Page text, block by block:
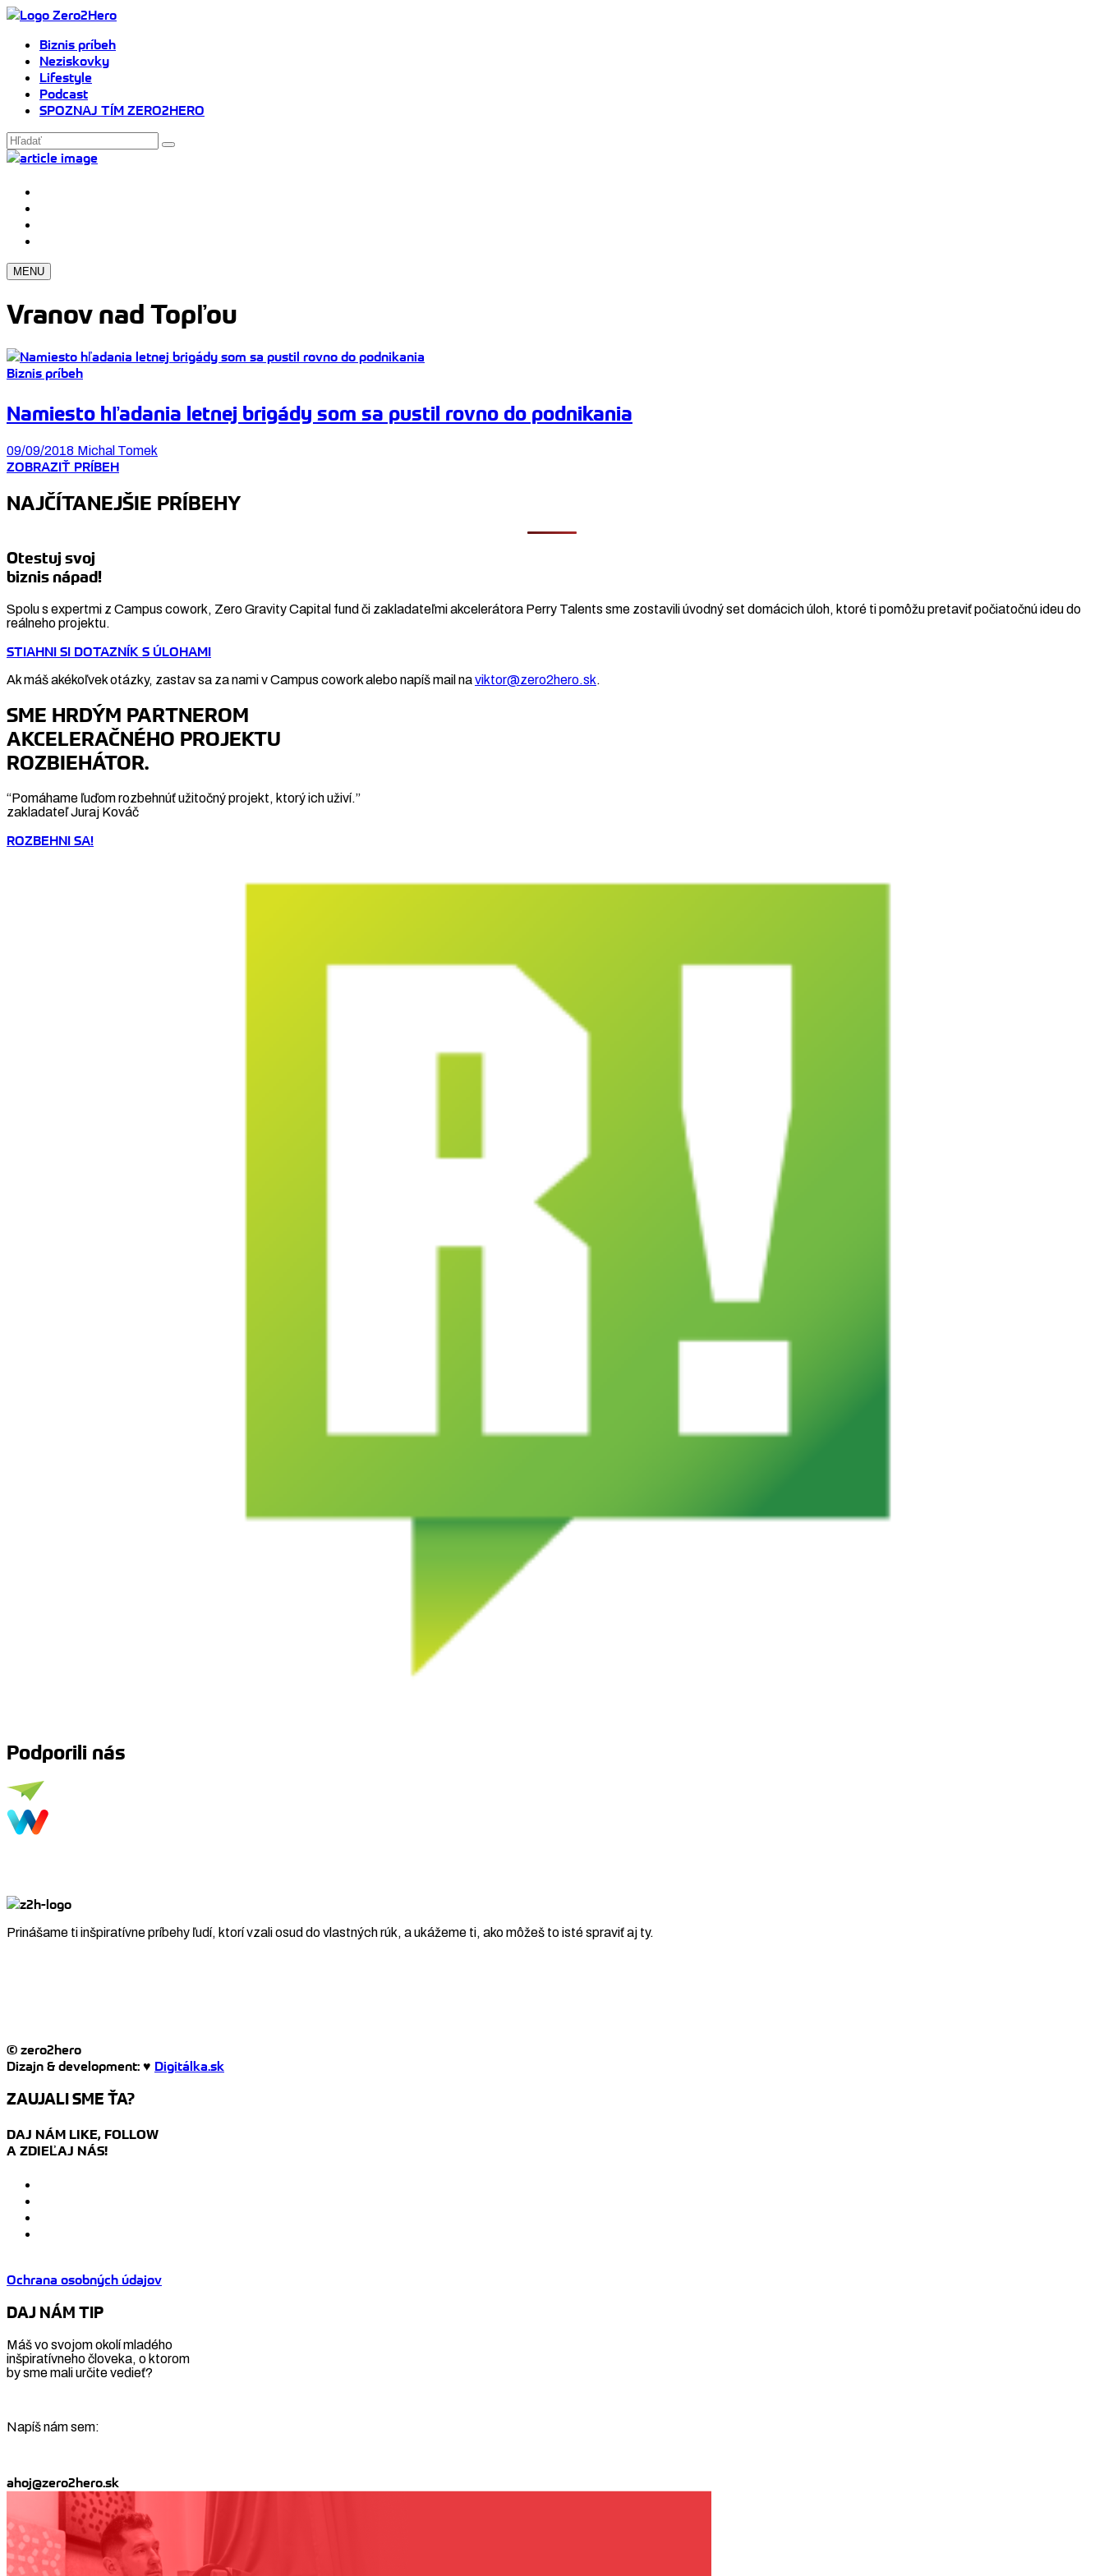
Biznis príbeh
Neziskovky
Lifestyle
Podcast
SPOZNAJ TÍM ZERO2HERO
MENU
Vranov nad Topľou
Biznis príbeh
Namiesto hľadania letnej brigády som sa pustil rovno do podnikania
09/09/2018 Michal Tomek
ZOBRAZIŤ PRÍBEH
NAJČÍTANEJŠIE PRÍBEHY
Otestuj svoj
biznis nápad!
Spolu s expertmi z Campus cowork, Zero Gravity Capital fund či zakladateľmi akcelerátora Perry Talents sme zostavili úvodný set domácich úloh, ktoré ti pomôžu pretaviť počiatočnú ideu do
reálneho projektu.
STIAHNI SI DOTAZNÍK S ÚLOHAMI
Ak máš akékoľvek otázky, zastav sa za nami v Campus cowork alebo napíš mail naviktor@zero2hero.sk.
SME HRDÝM PARTNEROM
AKCELERAČNÉHO PROJEKTU
ROZBIEHÁTOR.
“Pomáhame ľuďom rozbehnúť užitočný projekt, ktorý ich uživí.”
zakladateľ Juraj Kováč
ROZBEHNI SA!
Podporili nás
Prinášame ti inšpiratívne príbehy ľudí, ktorí vzali osud do vlastných rúk, a ukážeme ti, ako môžeš to isté spraviť aj ty.
© zero2hero
Dizajn & development: ♥ Digitálka.sk
ZAUJALI SME ŤA?
DAJ NÁM LIKE, FOLLOW
A ZDIEĽAJ NÁS!
Ochrana osobných údajov
DAJ NÁM TIP
Máš vo svojom okolí mladého
inšpiratívneho človeka, o ktorom
by sme mali určite vedieť?
Napíš nám sem:
ahoj@zero2hero.sk